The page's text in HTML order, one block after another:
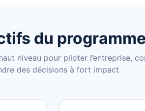
du programme
niveau pour piloter l’entreprise,
des décisions à fort impact.